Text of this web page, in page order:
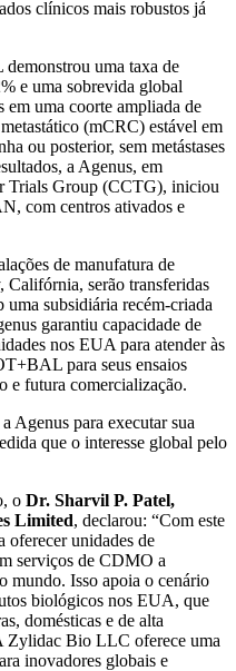
clínicos mais robustos já
uma taxa de
e uma sobrevida global
em uma coorte ampliada de
(mCRC) estável em
ou posterior, sem metástases
a Agenus, em
Trials Group (CCTG), iniciou
com centros ativados e
de manufatura de
serão transferidas
uma subsidiária recém-criada
garantiu capacidade de
nos EUA para atender às
para seus ensaios
e futura comercialização.
Agenus para executar sua
que o interesse global pelo
o Dr. Sharvil P. Patel,
Limited, declarou: “Com este
unidades de
serviços de CDMO a
mundo. Isso apoia o cenário
biológicos nos EUA, que
domésticas e de alta
Zylidac Bio LLC oferece uma
inovadores globais e